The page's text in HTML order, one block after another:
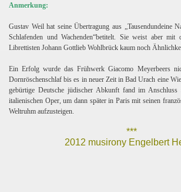
Anmerkung:
Gustav Weil hat seine Übertragung aus „Tausendundeine
Schlafenden und Wachenden“betitelt. Sie weist aber mit
Librettisten Johann Gottlieb Wohlbrück kaum noch
Ein Erfolg wurde das Frühwerk Giacomo Meyerbeers
Dornröschenschlaf bis es in neuer Zeit in Bad Urach eine
gebürtige Deutsche jüdischer Abkunft fand im
italienischen Oper, um dann später in Paris mit seinen
Weltruhm aufzusteigen.
***
2012 musirony Engelbert